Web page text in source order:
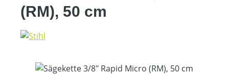
(RM), 50 cm
Bildergalerie überspringen